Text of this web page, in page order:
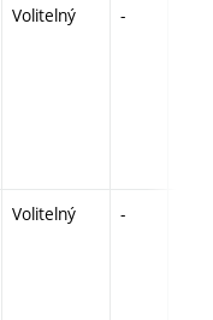
Volitelný -
Volitelný -